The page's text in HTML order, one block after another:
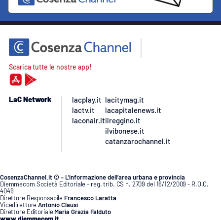
Scarica tutte le nostre app!
LaC Network
lacplay.it
lactv.it
laconair.it
lacitymag.it
lacapitalenews.it
ilreggino.it
ilvibonese.it
catanzarochannel.it
CosenzaChannel.it © – L’informazione dell’area urbana e provincia
Diemmecom Società Editoriale - reg. trib. CS n. 2709 del 16/12/2009 - R.O.C.
4049
Direttore Responsabile Francesco Laratta
VicedirettoreAntonio Clausi
Direttore Editoriale Maria Grazia Falduto
www.diemmecom.it